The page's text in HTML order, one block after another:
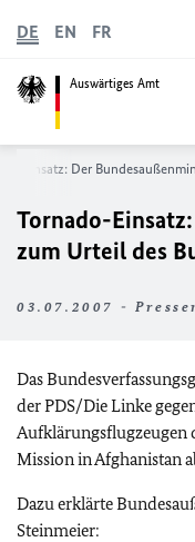
Auswärtiges Amt
DE EN FR
Einsatz: Der
Tornado-
zum Urteil des
03.07.2007 -
Das
der PDS/Die Linke
Aufklärungsflugzeugen
Mission in Afghanistan
Dazu erklärte
Steinmeier: